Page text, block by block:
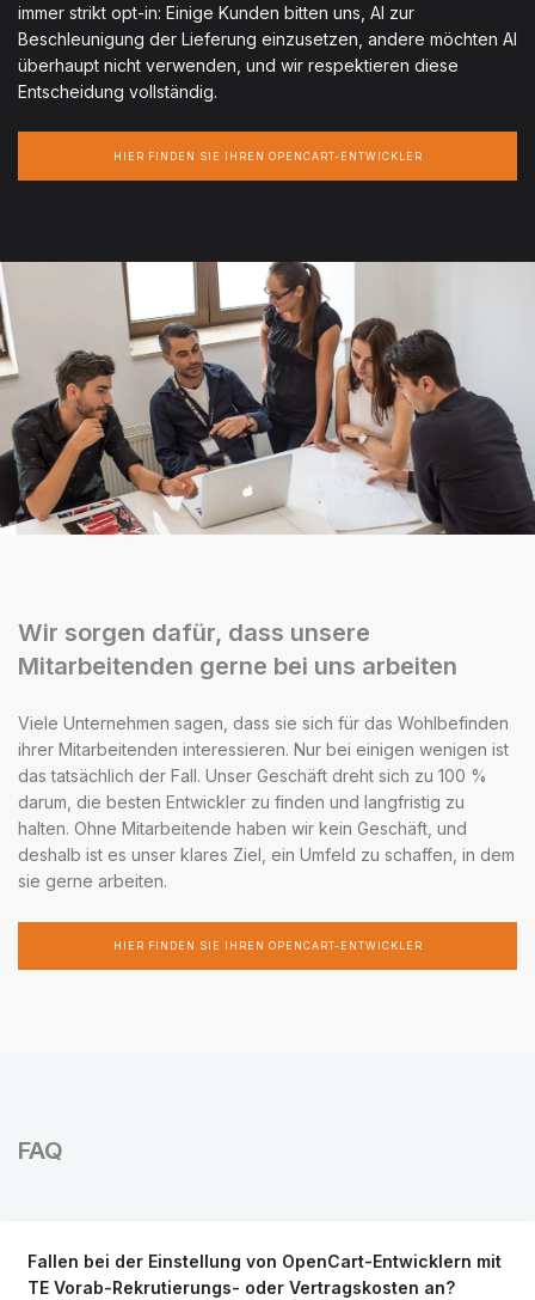
immer strikt opt-in: Einige Kunden bitten uns, AI zur
Beschleunigung der Lieferung einzusetzen, andere möchten AI
überhaupt nicht verwenden, und wir respektieren diese
Entscheidung vollständig.
HIER FINDEN SIE IHREN OPENCART-ENTWICKLER
Wir sorgen dafür, dass unsere
Mitarbeitenden gerne bei uns arbeiten
Viele Unternehmen sagen, dass sie sich für das Wohlbefinden
ihrer Mitarbeitenden interessieren. Nur bei einigen wenigen ist
das tatsächlich der Fall. Unser Geschäft dreht sich zu 100 %
darum, die besten Entwickler zu finden und langfristig zu
halten. Ohne Mitarbeitende haben wir kein Geschäft, und
deshalb ist es unser klares Ziel, ein Umfeld zu schaffen, in dem
sie gerne arbeiten.
HIER FINDEN SIE IHREN OPENCART-ENTWICKLER
FAQ
Fallen bei der Einstellung von OpenCart-Entwicklern mit
TE Vorab-Rekrutierungs- oder Vertragskosten an?